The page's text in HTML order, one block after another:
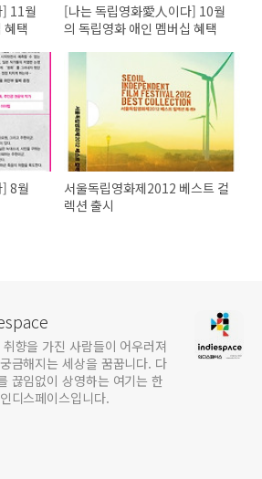
11월
혜택
[나는 독립영화愛人이다] 10월
의 독립영화 애인 멤버십 혜택
8월
서울독립영화제2012 베스트 컬
렉션 출시
향을 가진 사람들이 어우러져
금해지는 세상을 꿈꿉니다. 다
끊임없이 상영하는 여기는 한
디스페이스입니다.